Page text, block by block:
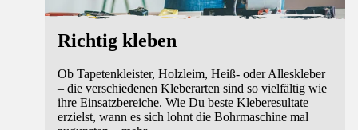
Richtig kleben
Ob Tapetenkleister, Holzleim, Heiß- oder Alleskleber
– die verschiedenen Kleberarten sind so vielfältig wie
ihre Einsatzbereiche. Wie Du beste Kleberesultate
erzielst, wann es sich lohnt die Bohrmaschine mal